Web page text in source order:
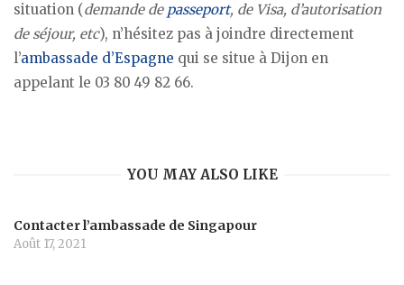
situation (demande de passeport, de Visa, d’autorisation
de séjour, etc), n’hésitez pas à joindre directement
l’ambassade d’Espagne qui se situe à Dijon en
appelant le 03 80 49 82 66.
YOU MAY ALSO LIKE
Contacter l’ambassade de Singapour
Août 17, 2021